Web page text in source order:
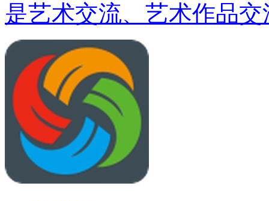
是艺术交流、艺术作品